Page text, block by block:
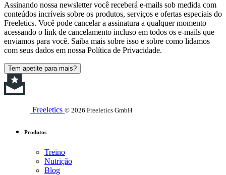
Assinando nossa newsletter você receberá e-mails sob medida com
conteúdos incríveis sobre os produtos, serviços e ofertas especiais do
Freeletics. Você pode cancelar a assinatura a qualquer momento
acessando o link de cancelamento incluso em todos os e-mails que
enviamos para você. Saiba mais sobre isso e sobre como lidamos
com seus dados em nossa Política de Privacidade.
Tem apetite para mais?
Freeletics © 2026 Freeletics GmbH
Produtos
Treino
Nutrição
Blog